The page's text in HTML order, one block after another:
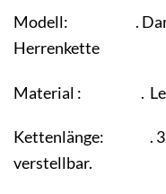
Modell: .
Herrenkette
Material : .
Kettenlänge: . 35
verstellbar.